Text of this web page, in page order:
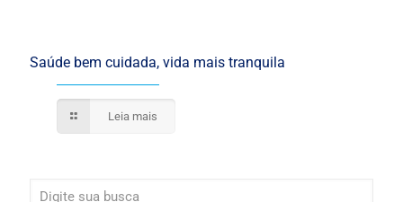
Saúde bem cuidada, vida mais tranquila
Leia mais